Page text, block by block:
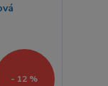
- 12 %